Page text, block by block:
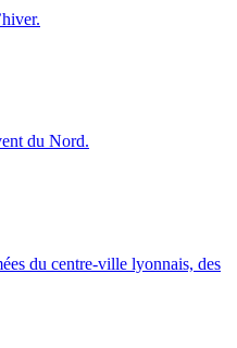
du Nord.
du centre-ville lyonnais, des